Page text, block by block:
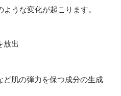
うな変化が起こります。
放出
ど肌の弾力を保つ成分の生成